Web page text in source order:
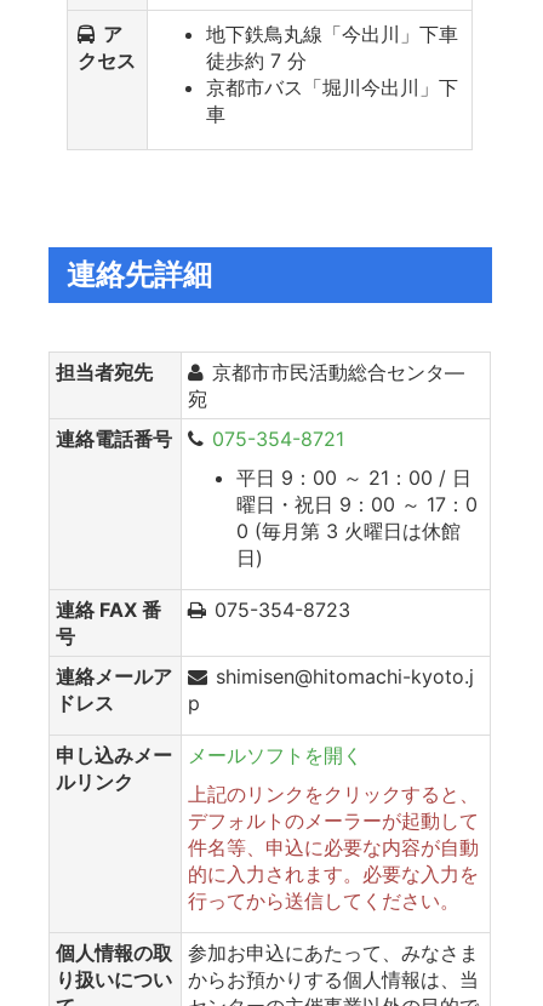
ア
クセス
地下鉄鳥丸線「今出川」下車
徒歩約 7 分
京都市バス「堀川今出川」下
車
連絡先詳細
担当者宛先
京都市市民活動総合センタ―
宛
連絡電話番号
075-354-8721
平日 9：00 ～ 21：00 / 日
曜日・祝日 9：00 ～ 17：0
0 (毎月第 3 火曜日は休館
日)
連絡 FAX 番
号
075-354-8723
連絡メールア
ドレス
shimisen@hitomachi-kyoto.j
p
申し込みメー
ルリンク
メールソフトを開く
上記のリンクをクリックすると、
デフォルトのメーラーが起動して
件名等、申込に必要な内容が自動
的に入力されます。必要な入力を
行ってから送信してください。
個人情報の取
り扱いについ
参加お申込にあたって、みなさま
からお預かりする個人情報は、当